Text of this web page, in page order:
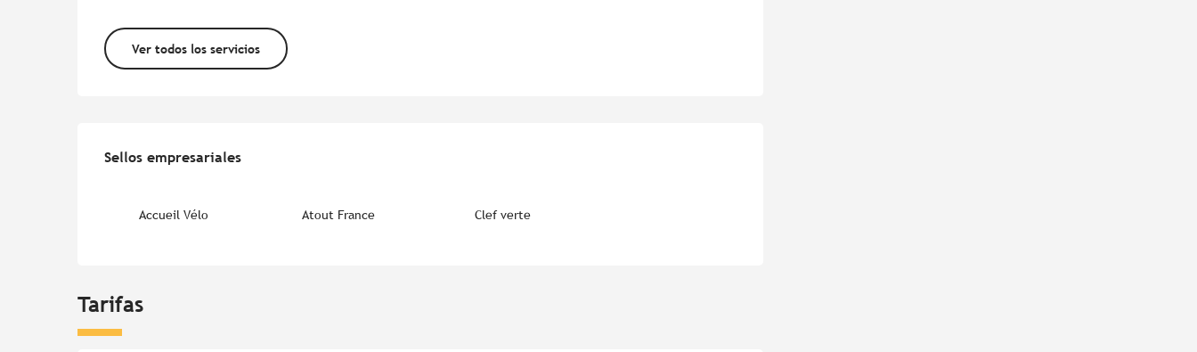
Ver todos los servicios
Sellos empresariales
Sellos empresariales
Accueil Vélo Atout France Clef verte
Tarifas